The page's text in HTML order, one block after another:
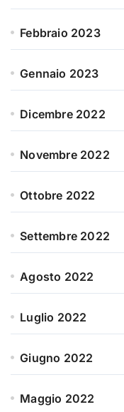
Febbraio 2023
Gennaio 2023
Dicembre 2022
Novembre 2022
Ottobre 2022
Settembre 2022
Agosto 2022
Luglio 2022
Giugno 2022
Maggio 2022